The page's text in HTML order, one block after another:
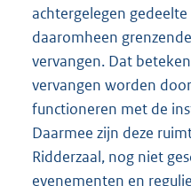
achtergelegen
daaromheen
vervangen. Dat
vervangen worden
functioneren met de
Daarmee zijn deze
Ridderzaal, nog niet
evenementen en